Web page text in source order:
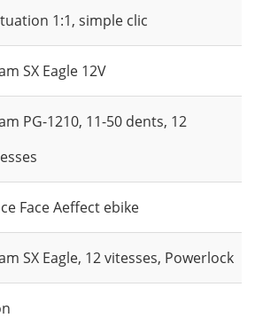
1:1, simple clic
SX Eagle 12V
PG-1210, 11-50 dents, 12
Face Aeffect ebike
SX Eagle, 12 vitesses, Powerlock